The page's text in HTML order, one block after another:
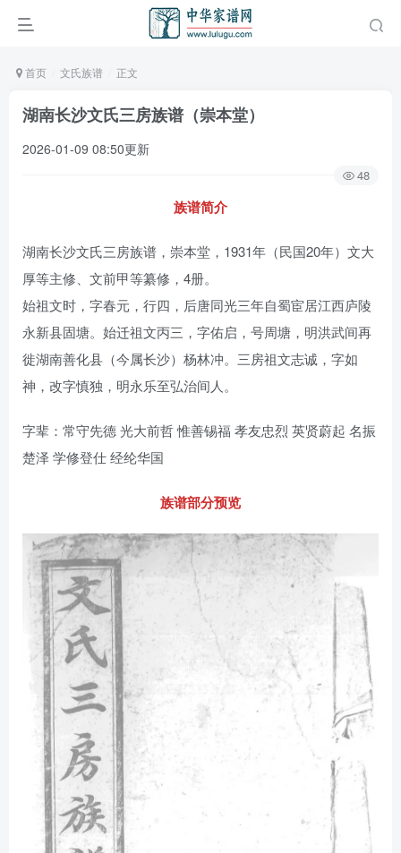
首页 文氏族谱 正文
湖南长沙文氏三房族谱（崇本堂）
2026-01-09 08:50更新
48
族谱简介
湖南长沙文氏三房族谱，崇本堂，1931年（民国20年）文大
厚等主修、文前甲等纂修，4册。
始祖文时，字春元，行四，后唐同光三年自蜀宦居江西庐陵
永新县固塘。始迁祖文丙三，字佑启，号周塘，明洪武间再
徙湖南善化县（今属长沙）杨林冲。三房祖文志诚，字如
神，改字慎独，明永乐至弘治间人。
字辈：常守先德 光大前哲 惟善锡福 孝友忠烈 英贤蔚起 名振
楚泽 学修登仕 经纶华国
族谱部分预览